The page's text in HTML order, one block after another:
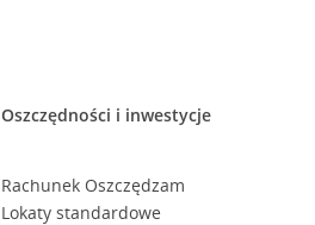
Oszczędności i inwestycje
Rachunek Oszczędzam
Lokaty standardowe